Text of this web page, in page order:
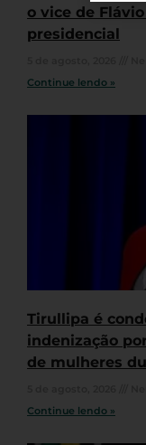
o vice de
presidencial
Continue lendo »
Tirullipa é
indenização
de mulheres
Continue lendo »